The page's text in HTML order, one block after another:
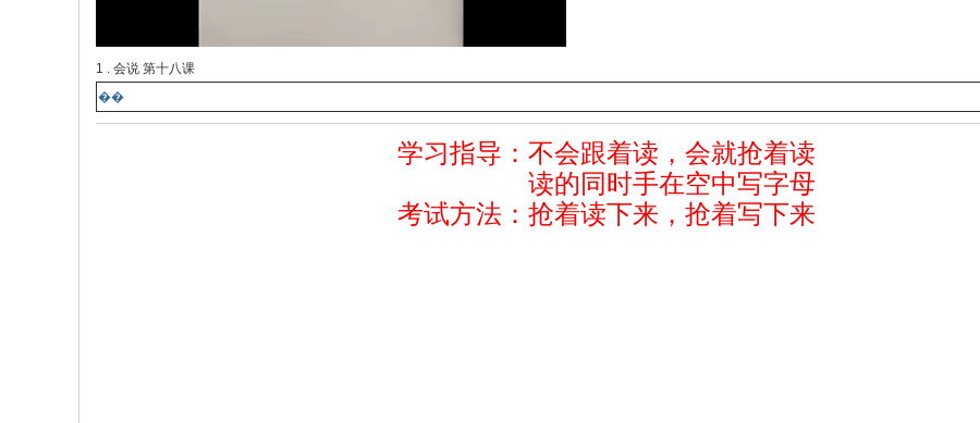
1 . 会说 第十八课
��
学习指导： 不会跟着读，会就抢着读
读的同时手在空中写字母
考试方法：抢着读下来，抢着写下来